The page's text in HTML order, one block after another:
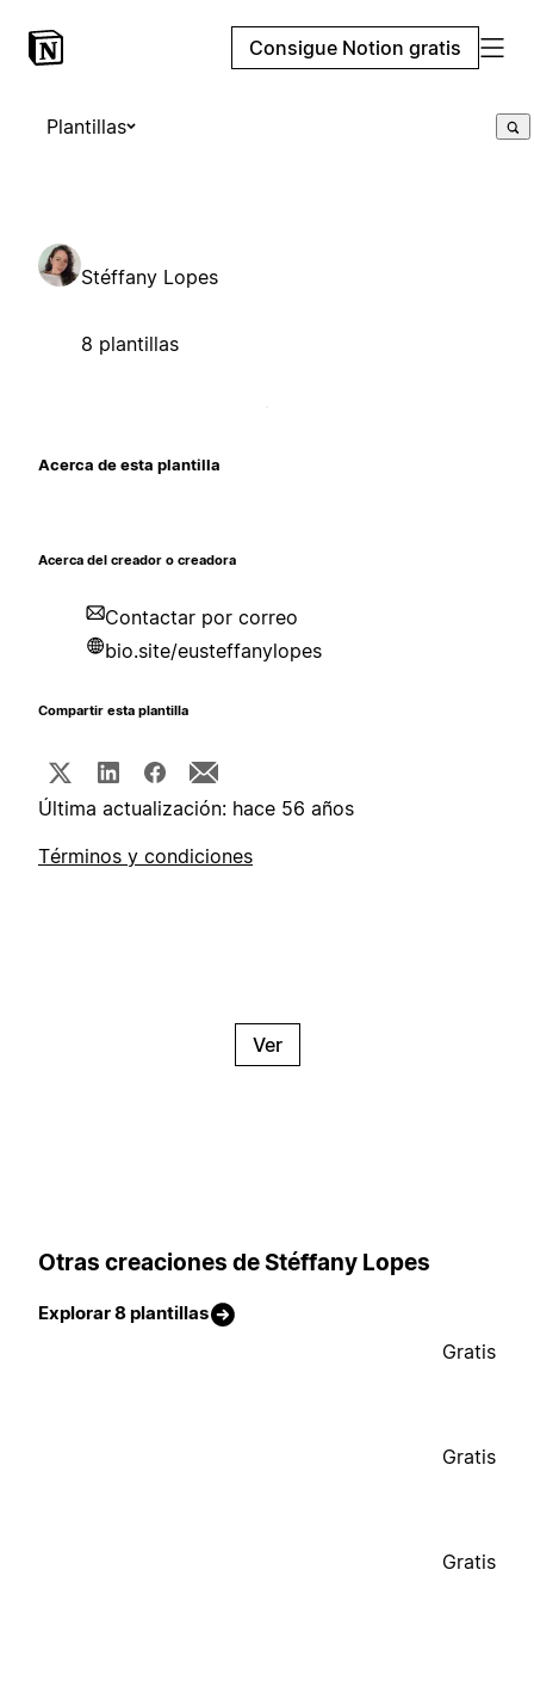
Consigue Notion gratis
Plantillas
Stéffany Lopes
8 plantillas
Acerca de esta plantilla
Acerca del creador o creadora
Contactar por correo
bio.site/eusteffanylopes
Compartir esta plantilla
Última actualización: hace 56 años
Términos y condiciones
Ver
Otras creaciones de Stéffany Lopes
Explorar 8 plantillas
Gratis
Gratis
Gratis